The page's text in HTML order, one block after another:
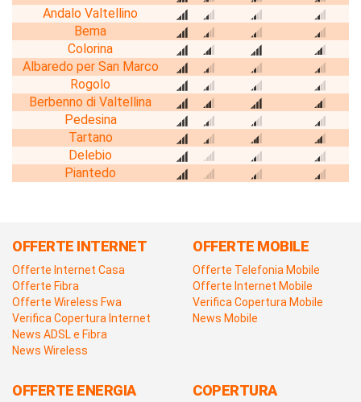
Andalo Valtellino
Bema
Colorina
Albaredo per San Marco
Rogolo
Berbenno di Valtellina
Pedesina
Tartano
Delebio
Piantedo
OFFERTE INTERNET
Offerte Internet Casa
Offerte Fibra
Offerte Wireless Fwa
Verifica Copertura Internet
News ADSL e Fibra
News Wireless
OFFERTE MOBILE
Offerte Telefonia Mobile
Offerte Internet Mobile
Verifica Copertura Mobile
News Mobile
OFFERTE ENERGIA COPERTURA